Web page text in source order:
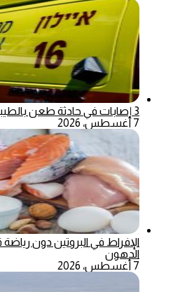
3 إصابات في حادثة طعن بالطيبة داخل أراضي الـ48
7 أغسطس، 2026
الإفراط في البروتين دون
الدهون
7 أغسطس، 2026